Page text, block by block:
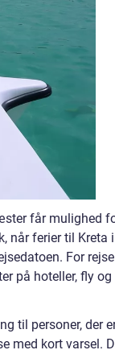
får mulighed
når ferier til Kreta
For
på hoteller, fly og
til personer, der
med kort varsel.